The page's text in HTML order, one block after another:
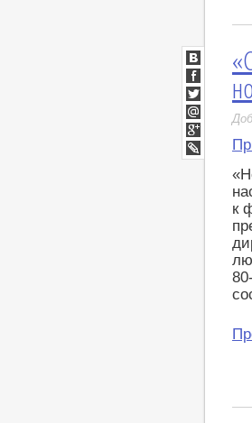
к
ВКонтакте
Facebook
Twitter
Мой
Мир
Google+
LiveJournal